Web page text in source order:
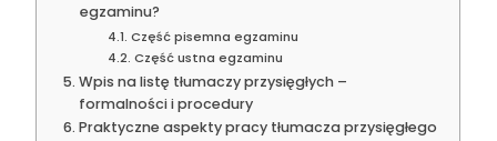
egzaminu?
Część pisemna egzaminu
Część ustna egzaminu
Wpis na listę tłumaczy przysięgłych –
formalności i procedury
Praktyczne aspekty pracy tłumacza przysięgłego